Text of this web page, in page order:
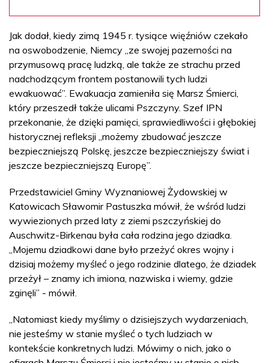
Jak dodał, kiedy zimą 1945 r. tysiące więźniów czekało
na oswobodzenie, Niemcy „ze swojej pazerności na
przymusową pracę ludzką, ale także ze strachu przed
nadchodzącym frontem postanowili tych ludzi
ewakuować”. Ewakuacja zamieniła się Marsz Śmierci,
który przeszedł także ulicami Pszczyny. Szef IPN
przekonanie, że dzięki pamięci, sprawiedliwości i głębokiej
historycznej refleksji „możemy zbudować jeszcze
bezpieczniejszą Polskę, jeszcze bezpieczniejszy świat i
jeszcze bezpieczniejszą Europę”.
Przedstawiciel Gminy Wyznaniowej Żydowskiej w
Katowicach Sławomir Pastuszka mówił, że wśród ludzi
wywiezionych przed laty z ziemi pszczyńskiej do
Auschwitz-Birkenau była cała rodzina jego dziadka.
„Mojemu dziadkowi dane było przeżyć okres wojny i
dzisiaj możemy myśleć o jego rodzinie dlatego, że dziadek
przeżył – znamy ich imiona, nazwiska i wiemy, gdzie
zginęli” - mówił.
„Natomiast kiedy myślimy o dzisiejszych wydarzeniach,
nie jesteśmy w stanie myśleć o tych ludziach w
kontekście konkretnych ludzi. Mówimy o nich, jako o